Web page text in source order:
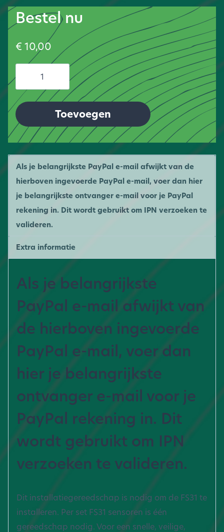
Bestel nu
€ 10,00
tool
aantal
Toevoegen
Als je belangrijkste PayPal e-mail afwijkt van de
hierboven ingevoerde PayPal e-mail, voer dan hier
je belangrijkste ontvanger e-mail voor je PayPal
rekening in. Dit wordt gebruikt om IPN verzoeken te
valideren.
Extra informatie
Als je belangrijkste
PayPal e-mail afwijkt van
de hierboven ingevoerde
PayPal e-mail, voer dan
hier je belangrijkste
ontvanger e-mail voor je
PayPal rekening in. Dit
wordt gebruikt om IPN
verzoeken te valideren.
Dit installatiegereedschap is nodig om de FS31 te
installeren. Per set FS31 sensoren is één
gereedschap nodig. Voor een snelle, veilige,